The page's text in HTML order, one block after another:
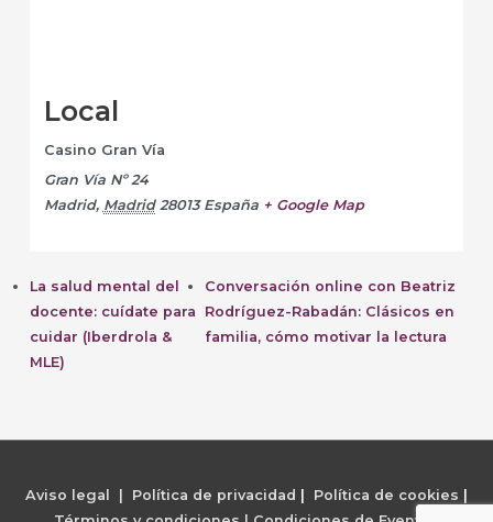
Local
Casino Gran Vía
Gran Vía Nº 24
Madrid, Madrid 28013 España + Google Map
La salud mental del
docente: cuídate para
cuidar (Iberdrola &
MLE)
Conversación online con Beatriz
Rodríguez-Rabadán: Clásicos en
familia, cómo motivar la lectura
Aviso legal | Política de privacidad Política de cookies